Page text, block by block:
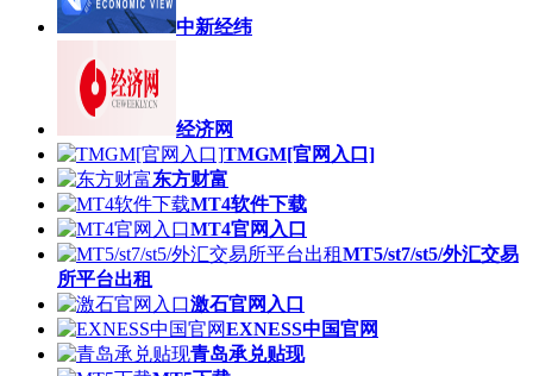
中新经纬
经济网
TMGM[官网入口]
东方财富
MT4软件下载
MT4官网入口
MT5/st7/st5/外汇交易
所平台出租
激石官网入口
EXNESS中国官网
青岛承兑贴现